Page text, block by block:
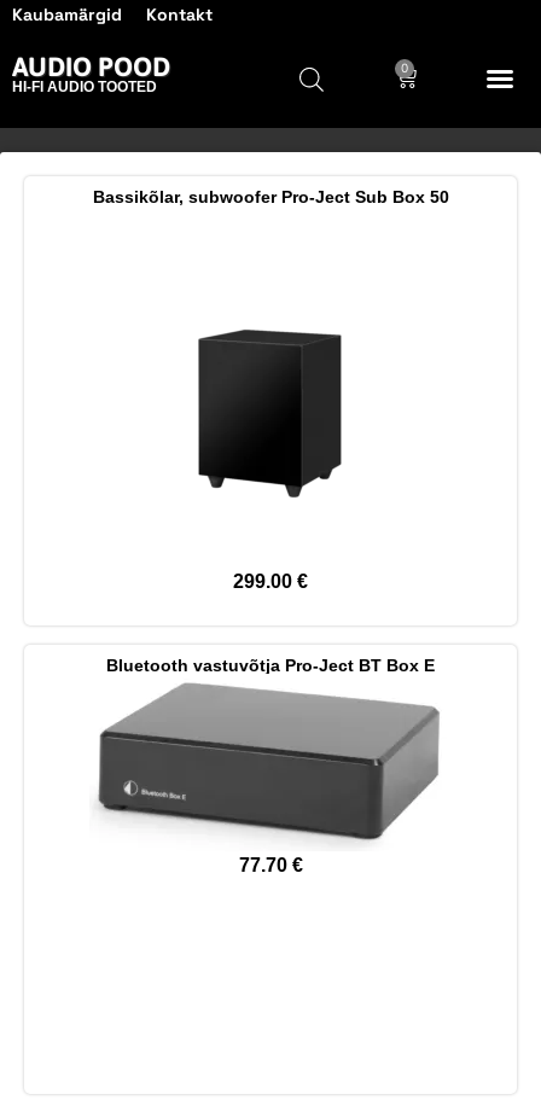
Kaubamärgid Kontakt
AUDIO POOD
HI-FI AUDIO TOOTED
0
Bassikõlar, subwoofer Pro-Ject Sub Box 50
299.00 €
Bluetooth vastuvõtja Pro-Ject BT Box E
77.70 €